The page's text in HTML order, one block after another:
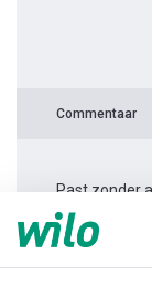
Commentaar
Past zonder